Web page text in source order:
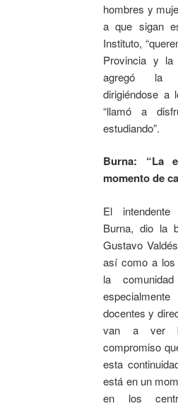
hombres y
a que sigan
Instituto,
Provincia y la
agregó la
dirigiéndose a
“llamó a
estudiando”.
Burna: “La
momento de
El
Burna, dio la
Gustavo
así como a los
la
docentes y
van a ver
compromiso
esta
está en un
en los